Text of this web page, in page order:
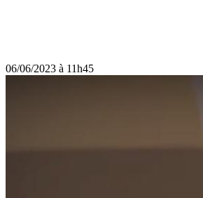
06/06/2023 à 11h45